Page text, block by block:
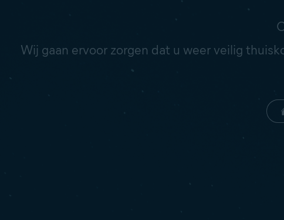
Wij gaan ervoor zorgen dat u weer veilig